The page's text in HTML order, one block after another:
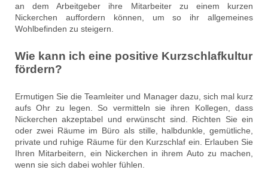
an dem Arbeitgeber ihre Mitarbeiter zu einem kurzen
Nickerchen auffordern können, um so ihr allgemeines
Wohlbefinden zu steigern.
Wie kann ich eine positive Kurzschlafkultur
fördern?
Ermutigen Sie die Teamleiter und Manager dazu, sich mal kurz
aufs Ohr zu legen. So vermitteln sie ihren Kollegen, dass
Nickerchen akzeptabel und erwünscht sind. Richten Sie ein
oder zwei Räume im Büro als stille, halbdunkle, gemütliche,
private und ruhige Räume für den Kurzschlaf ein. Erlauben Sie
Ihren Mitarbeitern, ein Nickerchen in ihrem Auto zu machen,
wenn sie sich dabei wohler fühlen.